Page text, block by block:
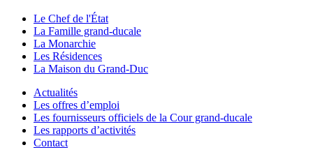
Le Chef de l'État
La Famille grand-ducale
La Monarchie
Les Résidences
La Maison du Grand-Duc
Actualités
Les offres d’emploi
Les fournisseurs officiels de la Cour grand-ducale
Les rapports d’activités
Contact